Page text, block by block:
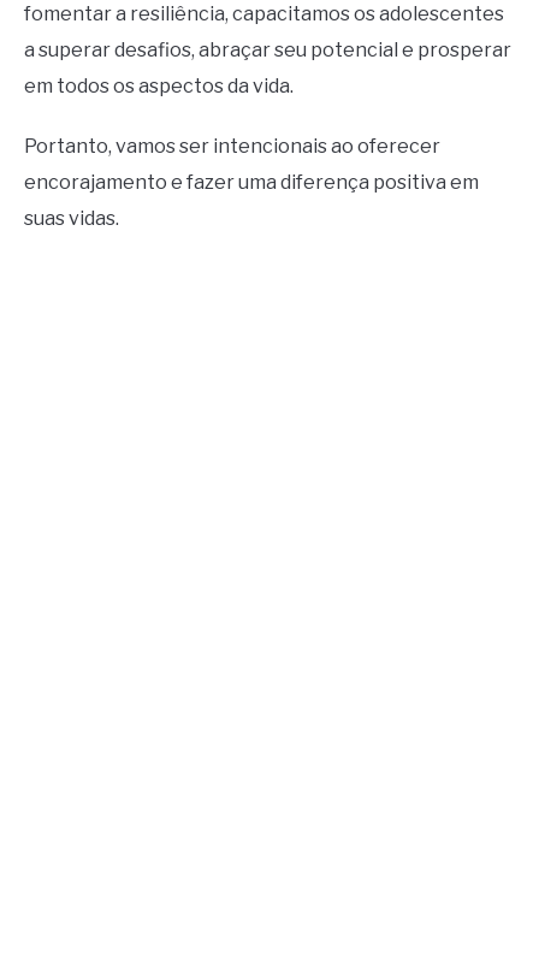
fomentar a resiliência, capacitamos os adolescentes
a superar desafios, abraçar seu potencial e prosperar
em todos os aspectos da vida.
Portanto, vamos ser intencionais ao oferecer
encorajamento e fazer uma diferença positiva em
suas vidas.